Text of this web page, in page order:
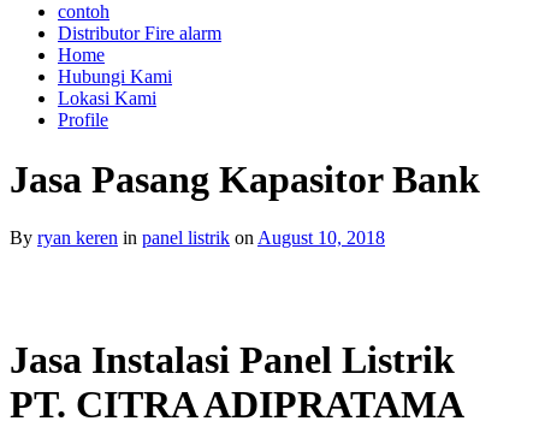
contoh
Distributor Fire alarm
Home
Hubungi Kami
Lokasi Kami
Profile
Jasa Pasang Kapasitor Bank
By ryan keren in panel listrik on August 10, 2018
Jasa Instalasi Panel Listrik
PT. CITRA ADIPRATAMA